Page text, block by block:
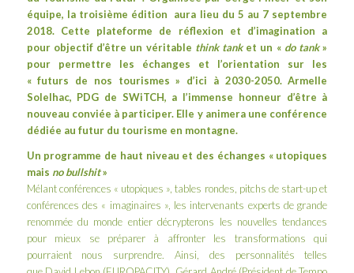
équipe, la troisième édition aura lieu du 5 au 7 septembre
2018. Cette plateforme de réflexion et d’imagination a
pour objectif d’être un véritable think tanket un « do tank»
pour permettre les échanges et l’orientation sur les
« futurs de nos tourismes » d’ici à 2030-2050. Armelle
Solelhac, PDG de SWiTCH, a l’immense honneur d’être à
nouveau conviée à participer. Elle y animera une conférence
dédiée au futur du tourisme en montagne.
Un programme de haut niveau et des échanges « utopiques
mais no bullshit»
Mélant conférences « utopiques », tables rondes, pitchs de start-up et
conférences des « imaginaires », les intervenants experts de grande
renommée du monde entier décrypterons les nouvelles tendances
pour mieux se préparer à affronter les transformations qui
pourraient nous surprendre. Ainsi, des personnalités telles